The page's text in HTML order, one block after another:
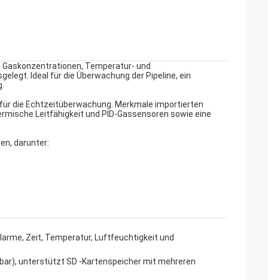
Temperatur- und
Ideal für die Überwachung der Pipeline, ein
die Echtzeitüberwachung. Merkmale importierten
Leitfähigkeit und PID-Gassensoren sowie eine
darunter:
Zeit, Temperatur, Luftfeuchtigkeit und
unterstützt SD -Kartenspeicher mit mehreren